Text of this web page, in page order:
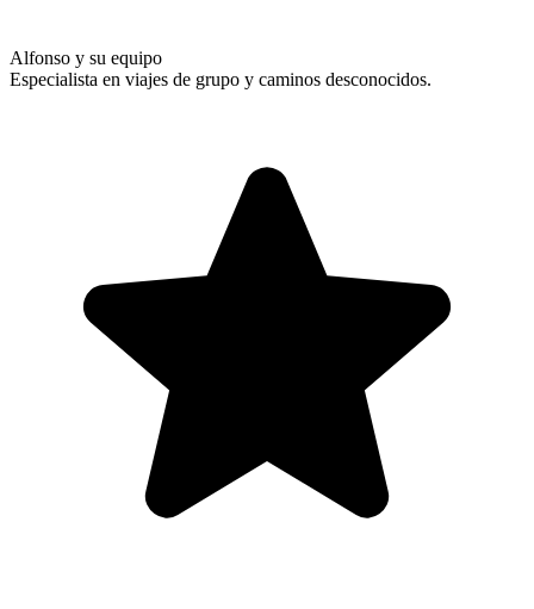
Alfonso y su equipo
Especialista en viajes de grupo y caminos desconocidos.